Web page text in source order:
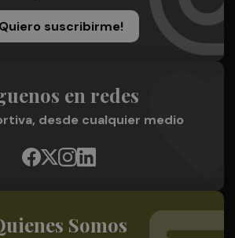
suscribirme!
en redes
desde cualquier medio
Somos